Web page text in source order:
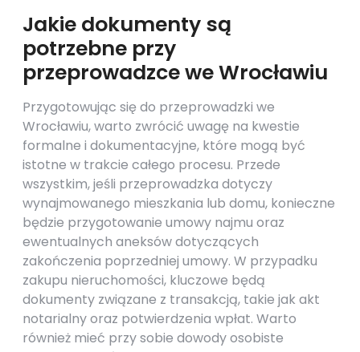
Jakie dokumenty są
potrzebne przy
przeprowadzce we Wrocławiu
Przygotowując się do przeprowadzki we
Wrocławiu, warto zwrócić uwagę na kwestie
formalne i dokumentacyjne, które mogą być
istotne w trakcie całego procesu. Przede
wszystkim, jeśli przeprowadzka dotyczy
wynajmowanego mieszkania lub domu, konieczne
będzie przygotowanie umowy najmu oraz
ewentualnych aneksów dotyczących
zakończenia poprzedniej umowy. W przypadku
zakupu nieruchomości, kluczowe będą
dokumenty związane z transakcją, takie jak akt
notarialny oraz potwierdzenia wpłat. Warto
również mieć przy sobie dowody osobiste